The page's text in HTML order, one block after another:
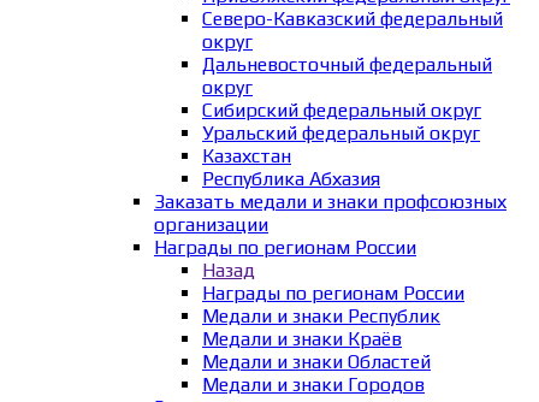
Северо-Кавказский федеральный
округ
Дальневосточный федеральный
округ
Сибирский федеральный округ
Уральский федеральный округ
Казахстан
Республика Абхазия
Заказать медали и знаки профсоюзных
организации
Награды по регионам России
Назад
Награды по регионам России
Медали и знаки Республик
Медали и знаки Краёв
Медали и знаки Областей
Медали и знаки Городов